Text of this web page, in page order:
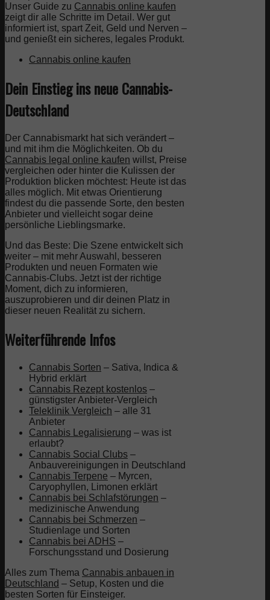
Unser Guide zu Cannabis online kaufen
zeigt dir alle Schritte im Detail. Wer gut
informiert ist, spart Zeit, Geld und Nerven –
und genießt ein sicheres, legales Produkt.
Cannabis online kaufen
Dein Einstieg ins neue Cannabis-
Deutschland
Der Cannabismarkt hat sich verändert –
und mit ihm die Möglichkeiten. Ob du
Cannabis legal online kaufen willst, Preise
vergleichen oder hinter die Kulissen der
Produktion blicken möchtest: Heute ist das
alles möglich. Mit etwas Orientierung
findest du die passende Sorte, den besten
Anbieter und vielleicht sogar deine
persönliche Lieblingsmarke.
Und das Beste: Die Szene entwickelt sich
weiter – mit mehr Auswahl, besseren
Produkten und neuen Formaten wie
Cannabis-Clubs. Jetzt ist der richtige
Moment, dich zu informieren,
auszuprobieren und dir deinen Platz in
dieser neuen Realität zu sichern.
Weiterführende Infos
Cannabis Sorten – Sativa, Indica &
Hybrid erklärt
Cannabis Rezept kostenlos –
günstigster Anbieter-Vergleich
Teleklinik Vergleich – alle 31
Anbieter
Cannabis Legalisierung – was ist
erlaubt?
Cannabis Social Clubs –
Anbauvereinigungen in Deutschland
Cannabis Terpene – Myrcen,
Caryophyllen, Limonen erklärt
Cannabis bei Schlafstörungen –
medizinische Anwendung
Cannabis bei Schmerzen –
Studienlage und Sorten
Cannabis bei ADHS –
Forschungsstand und Dosierung
Alles zum Thema Cannabis anbauen in
Deutschland – Setup, Kosten und die
besten Sorten für Einsteiger.